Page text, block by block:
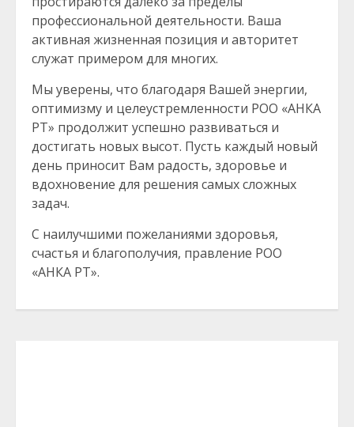
профессиональной деятельности. Ваша
активная жизненная позиция и авторитет
служат примером для многих.
Мы уверены, что благодаря Вашей энергии,
оптимизму и целеустремленности РОО «АНКА
РТ» продолжит успешно развиваться и
достигать новых высот. Пусть каждый новый
день приносит Вам радость, здоровье и
вдохновение для решения самых сложных
задач.
С наилучшими пожеланиями здоровья,
счастья и благополучия, правление РОО
«АНКА РТ».